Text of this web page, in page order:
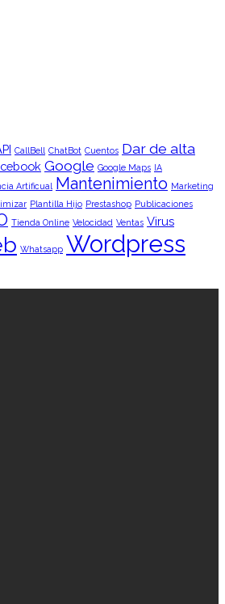
CallBell ChatBot Cuentos Dar de alta
Google Google Maps IA
Artificual Mantenimiento Marketing
Plantilla Hijo Prestashop Publicaciones
Tienda Online Velocidad Ventas Virus
Whatsapp Wordpress